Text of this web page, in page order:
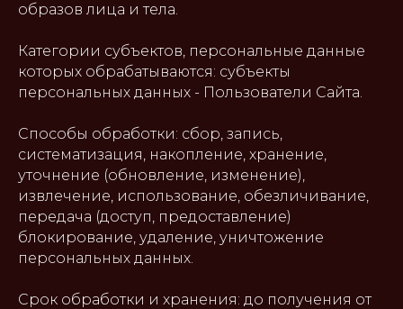
образов лица и тела.
Категории субъектов, персональные данные
которых обрабатываются: субъекты
персональных данных - Пользователи Сайта.
Способы обработки: сбор, запись,
систематизация, накопление, хранение,
уточнение (обновление, изменение),
извлечение, использование, обезличивание,
передача (доступ, предоставление)
блокирование, удаление, уничтожение
персональных данных.
Срок обработки и хранения: до получения от